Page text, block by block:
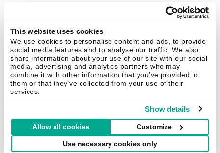
This website uses cookies
We use cookies to personalise content and ads, to provide
social media features and to analyse our traffic. We also
share information about your use of our site with our social
media, advertising and analytics partners who may
combine it with other information that you’ve provided to
them or that they’ve collected from your use of their
services.
Show details
Allow all cookies Customize
Use necessary cookies only
隐私策略
反腐败政策
许可协议 B2B
京ICP备12053225号
京公网安备 11010102001169号
联系我们 关于我们 合作伙伴 Blog 资源中心 新闻稿
Securelist Eugene Personal Blog
中国 (China)